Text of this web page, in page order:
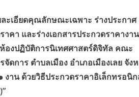
ละเอียดคุณลักษณะเฉพาะ ร่างประกาศ
าคา และร่างเอกสารประกวดราคางาน
องปฏิบัติการนิเทศศาสตร์ดิจิทัล คณะ
จัดการ ตำบลเมือง อำเภอเมืองเลย จัง
งาน ด้วยวิธีประกวดราคาอิเล็กทรอนิก